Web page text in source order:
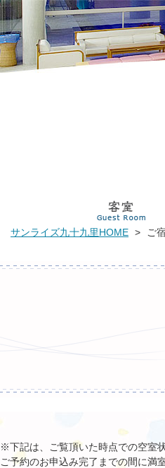
新着
サンライズ九十九里HOME > ご
※下記は、ご覧頂いた時点での空室
ご予約のお申込み完了までの間に満